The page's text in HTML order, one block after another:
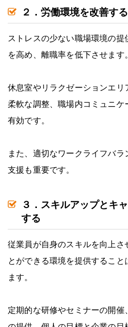
２．労働環境を改善する
ストレスの少ない職場環境の提
を高め、離職率を低下させます。
休息室やリラクゼーションエリ
柔軟な調整、職場内コミュニケ
有効です。
また、適切なワークライフバ
支援も重要です。
３．スキルアップとキ
する
従業員が自身のスキルを向上さ
とができる環境を提供するこ
ます。
定期的な研修やセミナーの開催